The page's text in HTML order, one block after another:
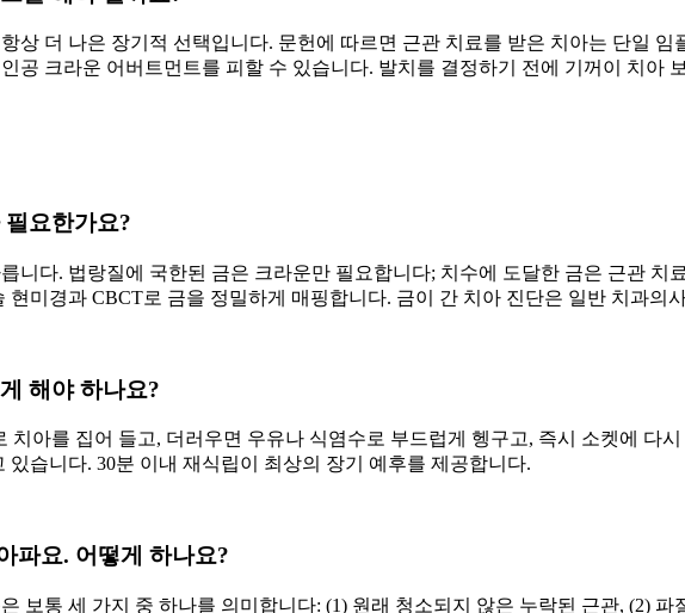
상 더 나은 장기적 선택입니다. 문헌에 따르면 근관 치료를 받은 치아는 단일
공 크라운 어버트먼트를 피할 수 있습니다. 발치를 결정하기 전에 기꺼이 치아
요한가요?
니다. 법랑질에 국한된 금은 크라운만 필요합니다; 치수에 도달한 금은 근관
미경과 CBCT로 금을 정밀하게 매핑합니다. 금이 간 치아 진단은 일반 치과의
해야 하나요?
아를 집어 들고, 더러우면 우유나 식염수로 부드럽게 헹구고, 즉시 소켓에 다
습니다. 30분 이내 재식립이 최상의 장기 예후를 제공합니다.
파요. 어떻게 하나요?
보통 세 가지 중 하나를 의미합니다: (1) 원래 청소되지 않은 누락된 근관, (2)